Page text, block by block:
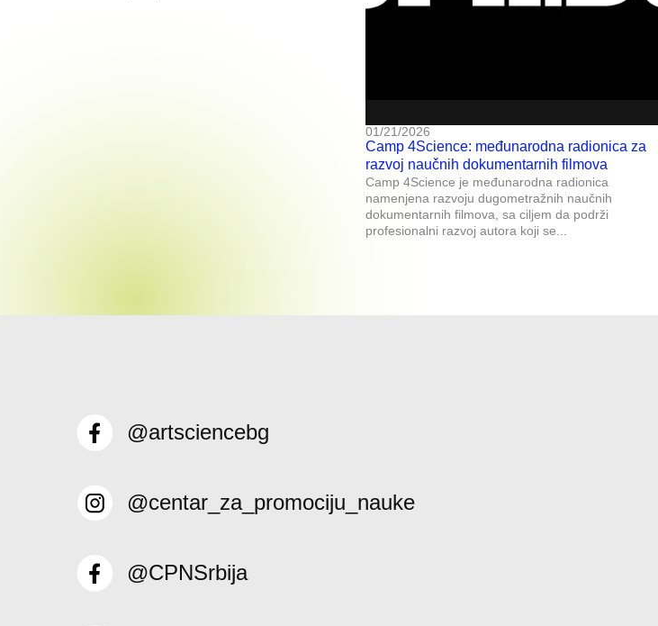
01/21/2026
Camp 4Science: međunarodna radionica za
razvoj naučnih dokumentarnih filmova
Camp 4Science je međunarodna radionica
namenjena razvoju dugometražnih naučnih
dokumentarnih filmova, sa ciljem da podrži
profesionalni razvoj autora koji se...
@artsciencebg
@centar_za_promociju_nauke
@CPNSrbija